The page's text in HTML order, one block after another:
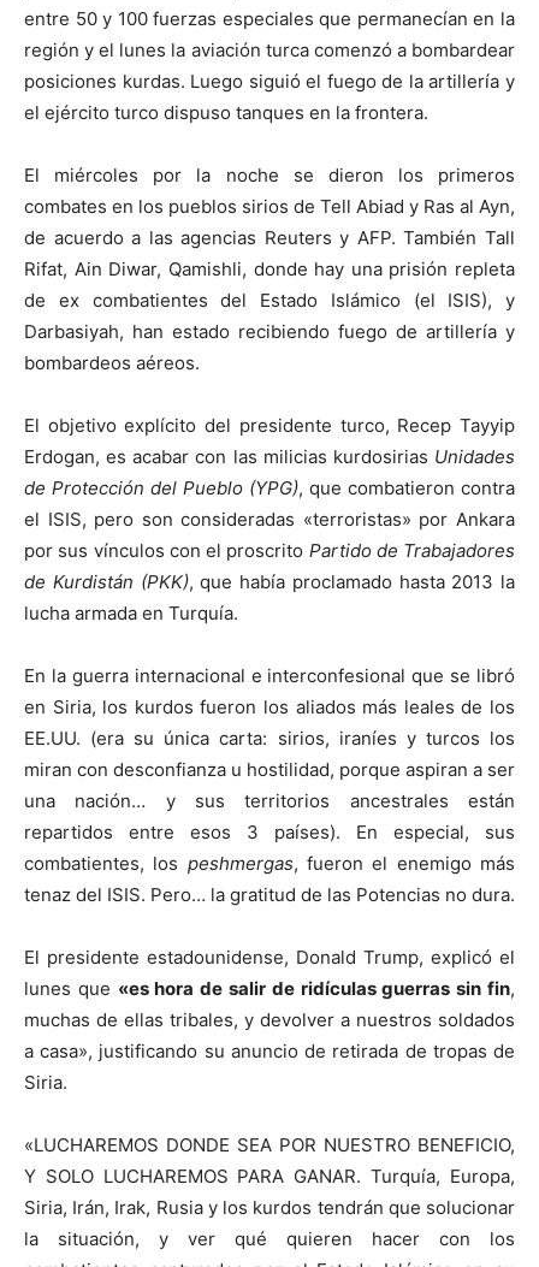
entre 50 y 100 fuerzas especiales que permanecían en la
región y el lunes la aviación turca comenzó a bombardear
posiciones kurdas. Luego siguió el fuego de la artillería y
el ejército turco dispuso tanques en la frontera.
El miércoles por la noche se dieron los primeros
combates en los pueblos sirios de Tell Abiad y Ras al Ayn,
de acuerdo a las agencias Reuters y AFP. También Tall
Rifat, Ain Diwar, Qamishli, donde hay una prisión repleta
de ex combatientes del Estado Islámico (el ISIS), y
Darbasiyah, han estado recibiendo fuego de artillería y
bombardeos aéreos.
El objetivo explícito del presidente turco, Recep Tayyip
Erdogan, es acabar con las milicias kurdosirias Unidades
de Protección del Pueblo (YPG), que combatieron contra
el ISIS, pero son consideradas «terroristas» por Ankara
por sus vínculos con el proscrito Partido de Trabajadores
de Kurdistán (PKK), que había proclamado hasta 2013 la
lucha armada en Turquía.
En la guerra internacional e interconfesional que se libró
en Siria, los kurdos fueron los aliados más leales de los
EE.UU. (era su única carta: sirios, iraníes y turcos los
miran con desconfianza u hostilidad, porque aspiran a ser
una nación… y sus territorios ancestrales están
repartidos entre esos 3 países). En especial, sus
combatientes, los peshmergas, fueron el enemigo más
tenaz del ISIS. Pero… la gratitud de las Potencias no dura.
El presidente estadounidense, Donald Trump, explicó el
lunes que «es hora de salir de ridículas guerras sin fin,
muchas de ellas tribales, y devolver a nuestros soldados
a casa», justificando su anuncio de retirada de tropas de
Siria.
«LUCHAREMOS DONDE SEA POR NUESTRO BENEFICIO,
Y SOLO LUCHAREMOS PARA GANAR. Turquía, Europa,
Siria, Irán, Irak, Rusia y los kurdos tendrán que solucionar
la situación, y ver qué quieren hacer con los